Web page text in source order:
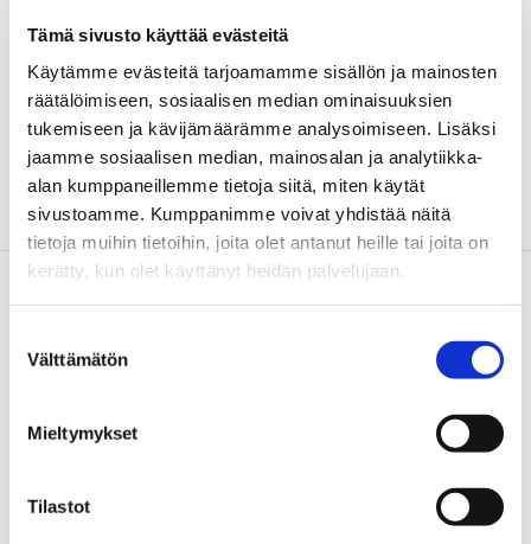
Tämä sivusto käyttää evästeitä
Käytämme evästeitä tarjoamamme sisällön ja mainosten
räätälöimiseen, sosiaalisen median ominaisuuksien
tukemiseen ja kävijämäärämme analysoimiseen. Lisäksi
jaamme sosiaalisen median, mainosalan ja analytiikka-
alan kumppaneillemme tietoja siitä, miten käytät
sivustoamme. Kumppanimme voivat yhdistää näitä
tietoja muihin tietoihin, joita olet antanut heille tai joita on
kerätty, kun olet käyttänyt heidän palvelujaan.
valinta
Välttämätön
Mieltymykset
Tilastot
to:
linkedin
to:
to:
email
Vastaa
Sinun täytyy kommentoidaksesi.
Viimeisimmät postaukset